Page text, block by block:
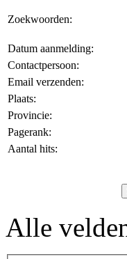
Zoekwoorden:
Datum aanmelding:
Contactpersoon:
Email verzenden:
Plaats:
Provincie:
Pagerank:
Aantal hits:
Alle